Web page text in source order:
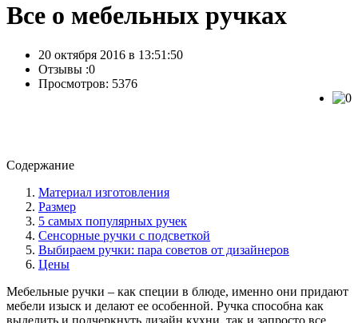
Все о мебельных ручках
20 октября 2016 в 13:51:50
Отзывы :0
Просмотров: 5376
Содержание
Материал изготовления
Размер
5 самых популярных ручек
Сенсорные ручки с подсветкой
Выбираем ручки: пара советов от дизайнеров
Цены
Мебельные ручки – как специи в блюде, именно они придают
мебели изыск и делают ее особенной. Ручка способна как
выделить и подчеркнуть дизайн кухни, так и запросто все